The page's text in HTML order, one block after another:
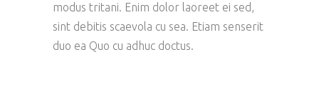
modus tritani. Enim dolor laoreet ei sed,
sint debitis scaevola cu sea. Etiam senserit
duo ea Quo cu adhuc doctus.